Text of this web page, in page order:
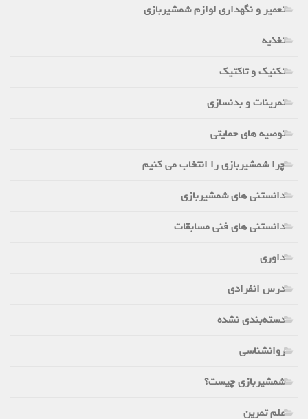
تعمیر و نگهداری لوازم شمشیربازی
تغذیه
تکنیک و تاکتیک
تمرینات و بدنسازی
توصیه های حمایتی
چرا شمشیربازی را انتخاب می کنیم
دانستنی های شمشیربازی
دانستنی های فنی مسابقات
داوری
درس انفرادی
دسته‌بندی نشده
روانشناسی
شمشیربازی چیست؟
علم تمرین